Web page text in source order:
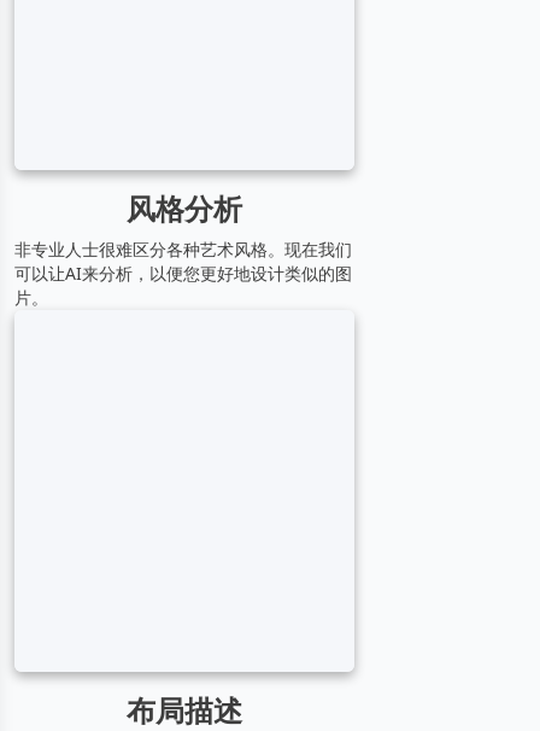
风格分析
非专业人士很难区分各种艺术风格。现在我们
可以让AI来分析，以便您更好地设计类似的图
片。
布局描述